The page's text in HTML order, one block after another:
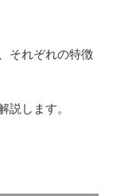
それぞれの特徴
説します。